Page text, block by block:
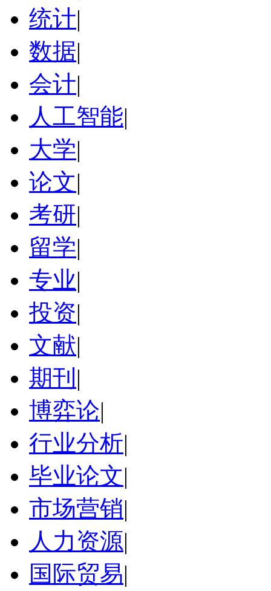
统计|
数据|
会计|
人工智能|
大学|
论文|
考研|
留学|
专业|
投资|
文献|
期刊 |
博弈论|
行业分析|
毕业论文|
市场营销|
人力资源|
国际贸易|